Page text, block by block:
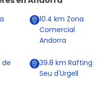
10.4km Zona
Comercial
Andorra
de
39.8km Rafting
Seu d'Urgell